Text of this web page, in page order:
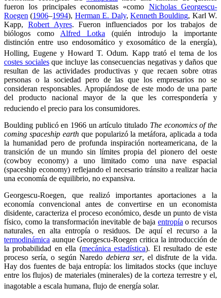
fueron los principales economistas «como Nicholas Georgescu-
Roegen (1906–1994), Herman E. Daly, Kenneth Boulding, Karl W.
Kapp, Robert Ayres. Fueron influenciados por los trabajos de
biólogos como Alfred Lotka (quién introdujo la importante
distinción entre uso endosomático y exosomático de la energía),
Holling, Eugene y Howard T. Odum. Kapp trató el tema de los
costes socialesque incluye las consecuencias negativas y daños que
resultan de las actividades productivas y que recaen sobre otras
personas o la sociedad pero de las que los empresarios no se
consideran responsables. Apropiándose de este modo de una parte
del producto nacional mayor de la que les correspondería y
reduciendo el precio para los consumidores.
Boulding publicó en 1966 un artículo titulado The economics of the
coming spaceship earthque popularizó la metáfora, aplicada a toda
la humanidad pero de profunda inspiración norteamericana, de la
transición de un mundo sin límites propia del pionero del oeste
(cowboy economy) a uno limitado como una nave espacial
(spaceship economy) reflejando el necesario tránsito a realizar hacia
una economía de equilibrio, no expansiva.
Georgescu-Roegen, que realizó importantes aportaciones a la
economía convencional antes de convertirse en un economista
disidente, caracteriza el proceso económico, desde un punto de vista
físico, como la transformación inevitable de baja entropíao recursos
naturales, en alta entropía o residuos. De aquí el recurso a la
termodinámica aunque Georgescu-Roegen critica la introducción de
la probabilidad en ella (mecánica estadística). El resultado de este
proceso sería, o según Naredo debiera ser, el disfrute de la vida.
Hay dos fuentes de baja entropía: los limitados stocks (que incluye
entre los flujos) de materiales (minerales) de la corteza terrestre y el,
inagotable a escala humana, flujo de energía solar.